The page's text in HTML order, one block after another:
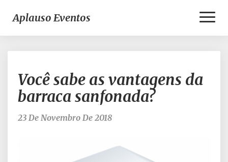
Aplauso Eventos
sabe
as
vantagens
Você sabe as vantagens da
barraca sanfonada?
23 De Novembro De 2018